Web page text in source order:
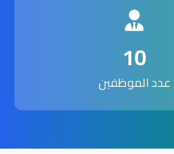
10
عدد الموظفين